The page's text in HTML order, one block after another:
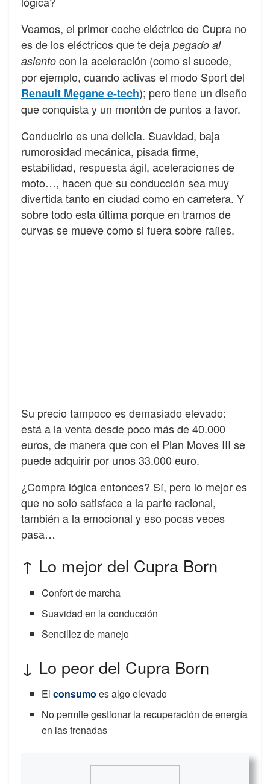
Veamos, el primer coche eléctrico de Cupra no
es de los eléctricos que te deja pegado al
asiento con la aceleración (como si sucede,
por ejemplo, cuando activas el modo Sport del
Renault Megane e-tech); pero tiene un diseño
que conquista y un montón de puntos a favor.
Conducirlo es una delicia. Suavidad, baja
rumorosidad mecánica, pisada firme,
estabilidad, respuesta ágil, aceleraciones de
moto…, hacen que su conducción sea muy
divertida tanto en ciudad como en carretera. Y
sobre todo esta última porque en tramos de
curvas se mueve como si fuera sobre raíles.
Su precio tampoco es demasiado elevado:
está a la venta desde poco más de 40.000
euros, de manera que con el Plan Moves III se
puede adquirir por unos 33.000 euro.
¿Compra lógica entonces? Sí, pero lo mejor es
que no solo satisface a la parte racional,
también a la emocional y eso pocas veces
pasa…
↑ Lo mejor del Cupra Born
Confort de marcha
Suavidad en la conducción
Sencillez de manejo
↓ Lo peor del Cupra Born
Elconsumo es algo elevado
No permite gestionar la recuperación de energía
en las frenadas